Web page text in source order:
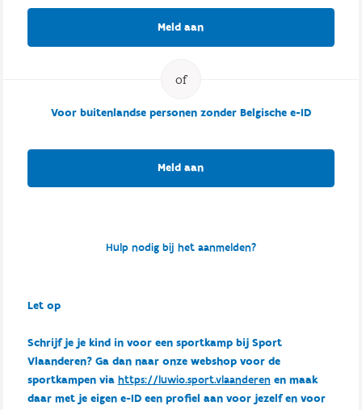
Meld aan
Voor buitenlandse personen zonder Belgische e-ID
Meld aan
Hulp nodig bij het aanmelden?
Let op
Schrijf je je kind in voor een sportkamp bij Sport
Vlaanderen? Ga dan naar onze webshop voor de
sportkampen via https://luwio.sport.vlaanderenen maak
daar met je eigen e-ID een profiel aan voor jezelf en voor